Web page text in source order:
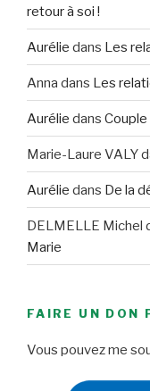
retour à soi !
Aurélie dans Les
Anna dans Les
Aurélie dans Couple
Marie-Laure VALY
Aurélie dans De la
DELMELLE Michel
Marie
FAIRE UN DON
Vous pouvez me